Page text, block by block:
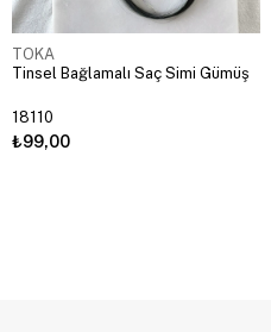
TOKA
Tinsel Bağlamalı Saç Simi Gümüş
18110
₺99,00